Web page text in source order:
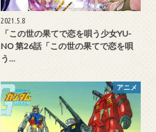
2021.5.8
「この世の果てで恋を唄う少女YU-
NO 第26話「この世の果てで恋を唄
う…
アニメ